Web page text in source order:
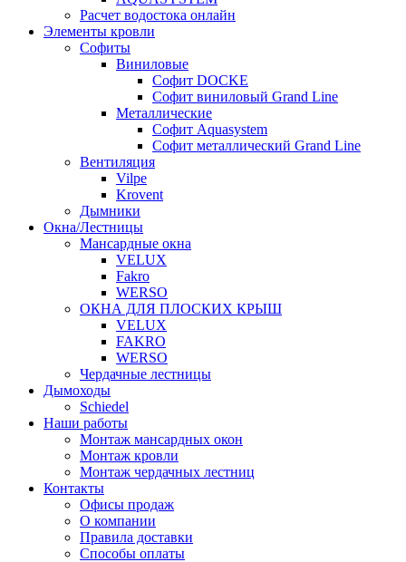
Расчет водостока онлайн
Элементы кровли
Софиты
Виниловые
Софит DOCKE
Софит виниловый Grand Line
Металлические
Софит Aquasystem
Софит металлический Grand Line
Вентиляция
Vilpe
Krovent
Дымники
Окна/Лестницы
Мансардные окна
VELUX
Fakro
WERSO
ОКНА ДЛЯ ПЛОСКИХ КРЫШ
VELUX
FAKRO
WERSO
Чердачные лестницы
Дымоходы
Schiedel
Наши работы
Монтаж мансардных окон
Монтаж кровли
Монтаж чердачных лестниц
Контакты
Офисы продаж
О компании
Правила доставки
Способы оплаты